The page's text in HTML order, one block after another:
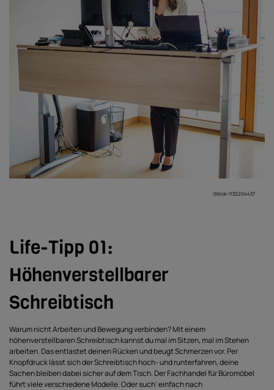
iStock-1132204437
Life-Tipp 01:
Höhenverstellbarer
Schreibtisch
Warum nicht Arbeiten und Bewegung verbinden? Mit einem
höhenverstellbaren Schreibtisch kannst du mal im Sitzen, mal im Stehen
arbeiten. Das entlastet deinen Rücken und beugt Schmerzen vor. Per
Knopfdruck lässt sich der Schreibtisch hoch- und runterfahren, deine
Sachen bleiben dabei sicher auf dem Tisch. Der Fachhandel für Büromöbel
führt viele verschiedene Modelle. Oder such' einfach nach